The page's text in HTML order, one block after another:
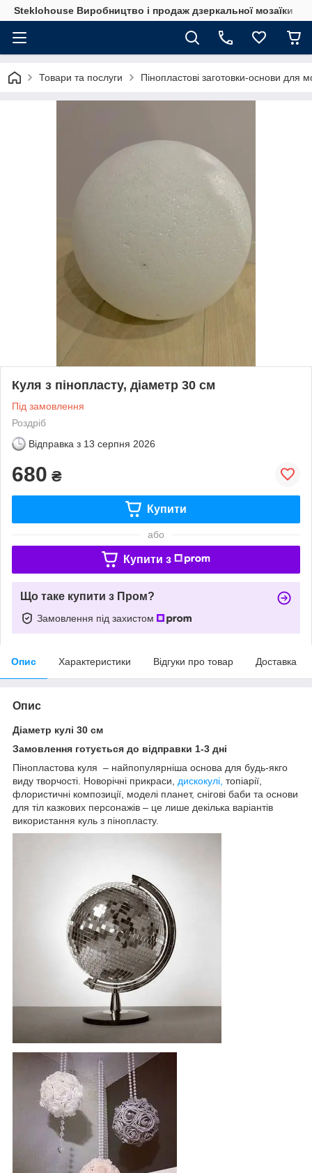
Steklohouse Виробництво і продаж дзеркальної мозаїки
Товари та послуги Пінопластові заготовки-основи для
Куля з пінопласту, діаметр 30 см
Під замовлення
Роздріб
Відправка з 13 серпня 2026
680 ₴
Купити
або
Купити з
Що таке купити з Пром?
Замовлення під захистом
Опис Характеристики Відгуки про товар Доставка
Опис
Діаметр кулі 30 см
Замовлення готується до відправки 1-3 дні
Пінопластова куля – найпопулярніша основа для будь-якго
виду творчості. Новорічні прикраси, дискокулі, топіарії,
флористичні композиції, моделі планет, снігові баби та основи
для тіл казкових персонажів – це лише декілька варіантів
використання куль з пінопласту.